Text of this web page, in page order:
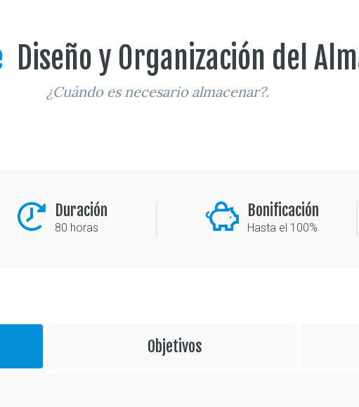
Diseño y Organización del
¿Cuándo es necesario almacenar?.
Duración
80 horas
Bonificación
Hasta el 100%
Objetivos